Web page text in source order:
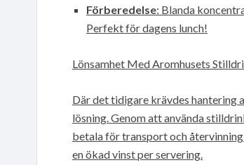
Förberedelse: Blanda
Perfekt för dagens lunch!
Lönsamhet Med Aromhusets
Där det tidigare krävdes hantering
lösning. Genom att använda
betala för transport och
en ökad vinst per servering.